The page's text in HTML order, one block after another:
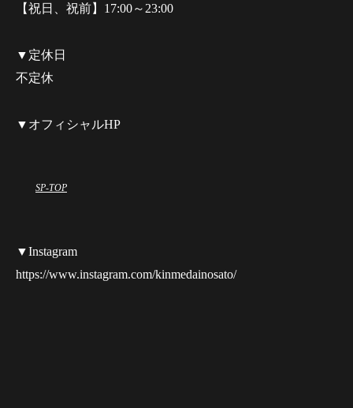
【祝日、祝前】17:00～23:00
▼定休日
不定休
▼オフィシャルHP
SP-TOP
▼Instagram
https://www.instagram.com/kinmedainosato/